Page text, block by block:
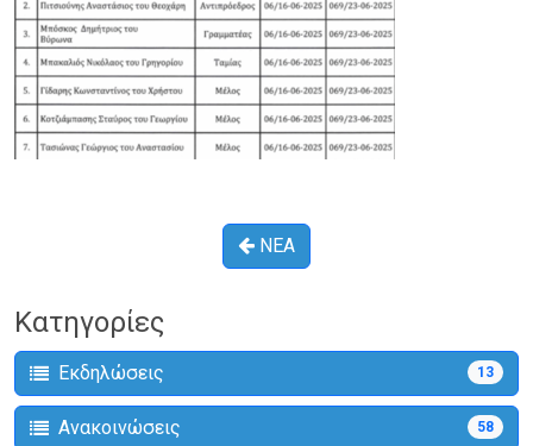
ΝΕΑ
Κατηγορίες
Εκδηλώσεις 13
Ανακοινώσεις 58